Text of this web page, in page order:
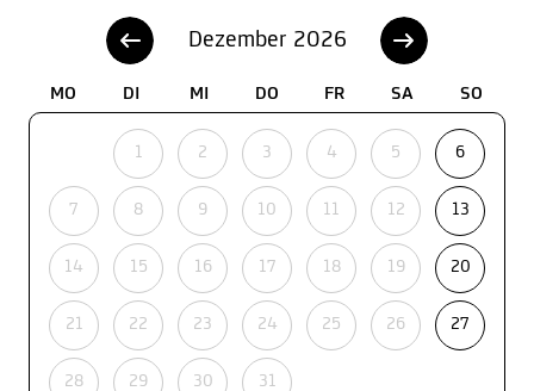
Dezember 2026
MO DI MI DO FR SA SO
1 2 3 4 5 6
7 8 9 10 11 12 13
14 15 16 17 18 19 20
21 22 23 24 25 26 27
28 29 30 31